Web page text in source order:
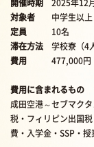
開催時期
2025年12
対象者 中学生以上（
定員 10名
滞在方法 学校寮（4
費用
477,000円（
費用に含まれるもの
成田空港～セブマク
税・フィリピン出国
費・入学金・SSP・